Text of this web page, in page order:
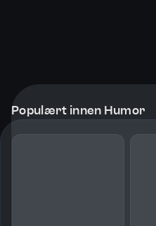
Populært innen Humor